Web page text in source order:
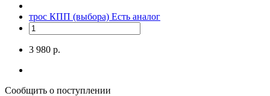
трос КПП (выбора) Есть аналог
3 980 р.
Сообщить о поступлении